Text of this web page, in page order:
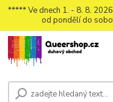
***** Ve dnech 1. - 8. 8.
od pondělí do